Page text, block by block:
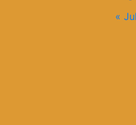
« Jul